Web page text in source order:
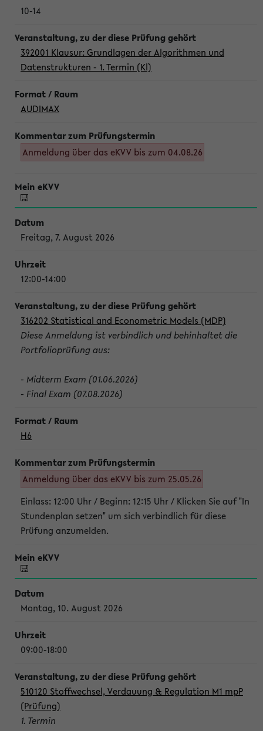
10-14
392001 Klausur: Grundlagen der Algorithmen und
Datenstrukturen - 1. Termin (Kl)
AUDIMAX
Anmeldung über das eKVV bis zum 04.08.26
Freitag, 7. August 2026
12:00-14:00
316202 Statistical and Econometric Models (MDP)
Diese Anmeldung ist verbindlich und behinhaltet die
Portfolioprüfung aus:
- Midterm Exam (01.06.2026)
- Final Exam (07.08.2026)
H6
Anmeldung über das eKVV bis zum 25.05.26
Einlass: 12:00 Uhr / Beginn: 12:15 Uhr / Klicken Sie auf "In
Stundenplan setzen" um sich verbindlich für diese
Prüfung anzumelden.
Montag, 10. August 2026
09:00-18:00
510120 Stoffwechsel, Verdauung & Regulation M1 mpP
(Prüfung)
1. Termin